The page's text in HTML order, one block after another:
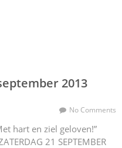
2013
No Comments
hart en ziel geloven!”
21 SEPTEMBER